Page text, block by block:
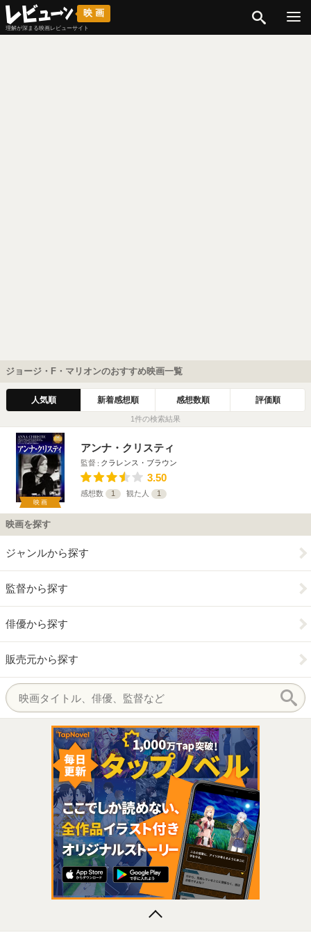
映画
理解が深まる映画レビューサイト
ジョージ・F・マリオンのおすすめ映画一覧
人気順 新着感想順 感想数順 評価順
1件の検索結果
映画
アンナ・クリスティ
監督 クラレンス・ブラウン
3.50
感想数 1 観た人 1
映画を探す
ジャンルから探す
監督から探す
俳優から探す
販売元から探す